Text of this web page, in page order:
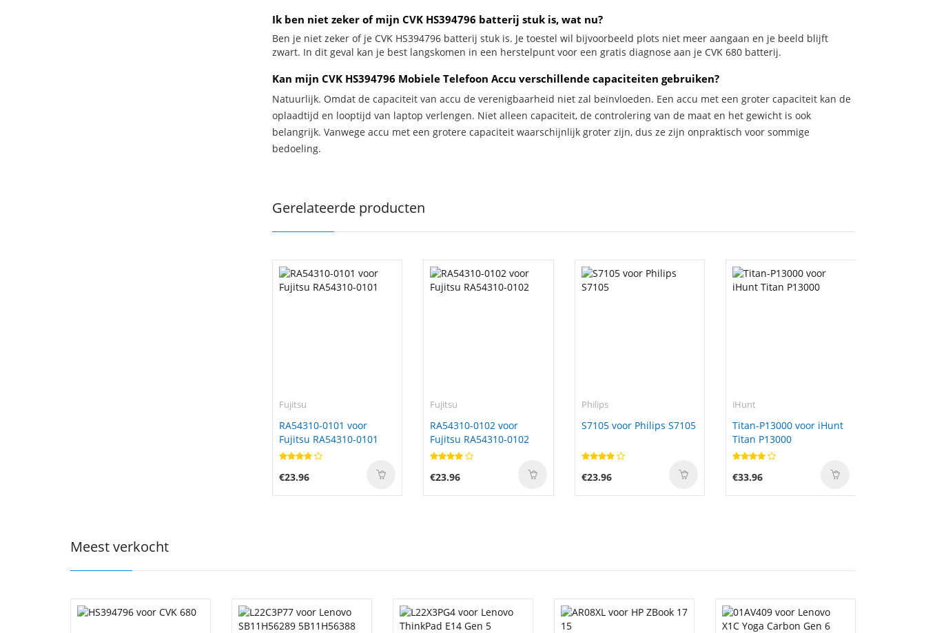
Ik ben niet zeker of mijn CVK HS394796 batterij stuk is, wat nu?
Ben je niet zeker of je CVK HS394796 batterij stuk is. Je toestel wil bijvoorbeeld plots niet meer aangaan en je beeld blijft
zwart. In dit geval kan je best langskomen in een herstelpunt voor een gratis diagnose aan je CVK 680 batterij.
Kan mijn CVK HS394796 Mobiele Telefoon Accu verschillende capaciteiten gebruiken?
Natuurlijk. Omdat de capaciteit van accu de verenigbaarheid niet zal beïnvloeden. Een accu met een groter capaciteit kan de
oplaadtijd en looptijd van laptop verlengen. Niet alleen capaciteit, de controlering van de maat en het gewicht is ook
belangrijk. Vanwege accu met een grotere capaciteit waarschijnlijk groter zijn, dus ze zijn onpraktisch voor sommige
bedoeling.
Gerelateerde producten
Fujitsu
RA54310-0101 voor
Fujitsu RA54310-0101
€23.96
Fujitsu
RA54310-0102 voor
Fujitsu RA54310-0102
€23.96
Philips
S7105 voor Philips S7105
€23.96
iHunt
Titan-P13000 voor iHunt
Titan P13000
€33.96
Meest verkocht